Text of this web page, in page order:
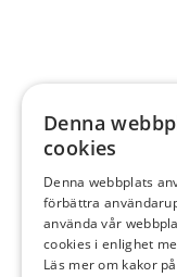
Denna
cookies
Denna webbplats
förbättra
använda vår
cookies i enlighet
Läs mer om kakor